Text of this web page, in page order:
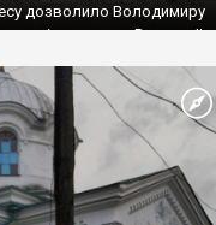
дозволило Володимиру
імператору Василю ІІ,
Василем-
Русі. На честь
місто […]